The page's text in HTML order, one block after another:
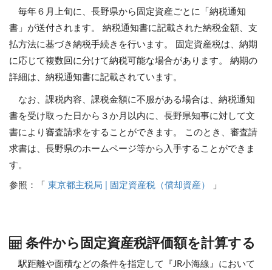
毎年６月上旬に、長野県から固定資産ごとに「納税通知
書」が送付されます。 納税通知書に記載された納税金額、支
払方法に基づき納税手続きを行います。 固定資産税は、納期
に応じて複数回に分けて納税可能な場合があります。 納期の
詳細は、納税通知書に記載されています。
なお、課税内容、課税金額に不服がある場合は、納税通知
書を受け取った日から３か月以内に、長野県知事に対して文
書により審査請求をすることができます。 このとき、審査請
求書は、長野県のホームページ等から入手することができま
す。
参照：「 東京都主税局 | 固定資産税（償却資産） 」
条件から固定資産税評価額を計算する
駅距離や面積などの条件を指定して『JR小海線』において